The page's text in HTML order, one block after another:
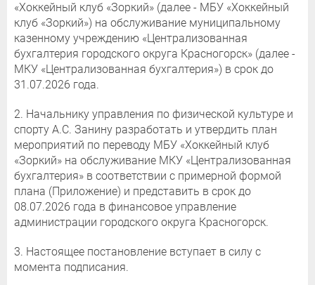
«Хоккейный клуб «Зоркий» (далее - МБУ «Хоккейный
клуб «Зоркий») на обслуживание муниципальному
казенному учреждению «Централизованная
бухгалтерия городского округа Красногорск» (далее -
МКУ «Централизованная бухгалтерия») в срок до
31.07.2026 года.
2. Начальнику управления по физической культуре и
спорту А.С. Занину разработать и утвердить план
мероприятий по переводу МБУ «Хоккейный клуб
«Зоркий» на обслуживание МКУ «Централизованная
бухгалтерия» в соответствии с примерной формой
плана (Приложение) и представить в срок до
08.07.2026 года в финансовое управление
администрации городского округа Красногорск.
3. Настоящее постановление вступает в силу с
момента подписания.